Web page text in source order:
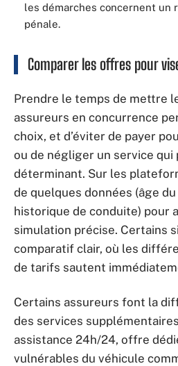
les démarches concernent un
pénale.
Comparer les offres pour
Prendre le temps de mettre
assureurs en concurrence
choix, et d’éviter de payer
ou de négliger un service qui
déterminant. Sur les
de quelques données (âge
historique de conduite) pour
simulation précise. Certains
comparatif clair, où les
de tarifs sautent
Certains assureurs font la
des services
assistance 24h/24, offre
vulnérables du véhicule